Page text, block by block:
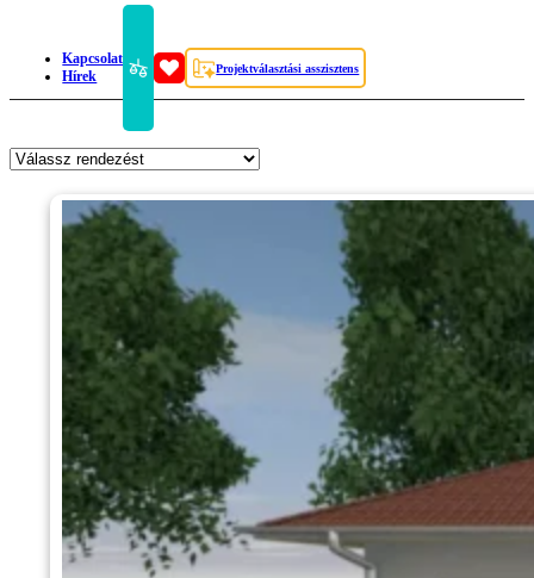
Kapcsolat
Hírek
Projektválasztási asszisztens